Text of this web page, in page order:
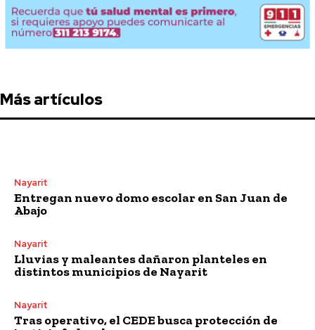
Más artículos
Nayarit
Entregan nuevo domo escolar en San Juan de
Abajo
Nayarit
Lluvias y maleantes dañaron planteles en
distintos municipios de Nayarit
Nayarit
Tras operativo, el CEDE busca protección de